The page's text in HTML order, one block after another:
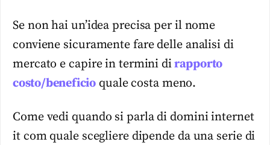
Se non hai un’idea precisa per il nome
conviene sicuramente fare delle analisi di
mercato e capire in termini dirapporto
costo/beneficio quale costa meno.
Come vedi quando si parla di domini internet
it com quale scegliere dipende da una serie di